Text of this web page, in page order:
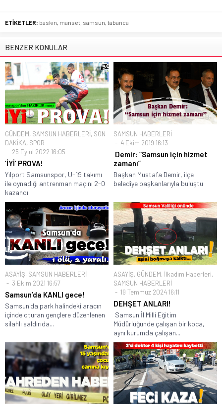
ETİKETLER: baskın, manset, samsun, tabanca
BENZER KONULAR
GÜNDEM, SAMSUN HABERLERİ, SON
DAKİKA, SPOR
25 Eylül 2022 16:05
‘İYİ’ PROVA!
Yılport Samsunspor, U-19 takımı
ile oynadığı antrenman maçını 2-0
kazandı
SAMSUN HABERLERİ
4 Ekim 2019 16:13
Demir: “Samsun için hizmet
zamanı”
Başkan Mustafa Demir, ilçe
belediye başkanlarıyla buluştu
ASAYİŞ, SAMSUN HABERLERİ
3 Ekim 2021 16:57
Samsun’da KANLI gece!
Samsun'da park halindeki aracın
içinde oturan gençlere düzenlenen
silahlı saldırıda...
ASAYİŞ, GÜNDEM, İlkadım Haberleri,
SAMSUN HABERLERİ
19 Temmuz 2024 16:11
DEHŞET ANLARI!
Samsun İl Milli Eğitim
Müdürlüğünde çalışan bir koca,
aynı kurumda çalışan...